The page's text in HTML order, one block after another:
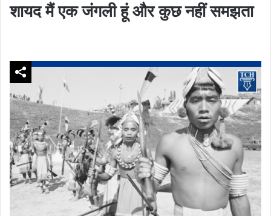
शायद मैं एक जंगली हूं और कुछ नहीं समझता